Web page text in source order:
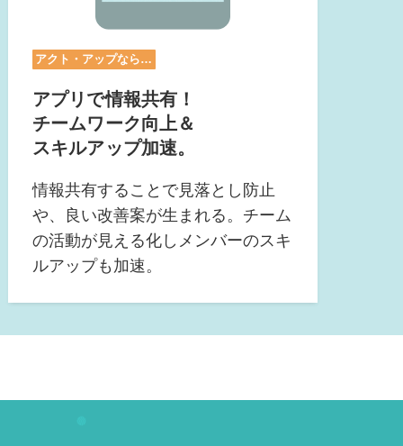
アクト・アップなら…
アプリで情報共有！
チームワーク向上＆
スキルアップ加速。
情報共有することで見落とし防止
や、良い改善案が生まれる。チーム
の活動が見える化しメンバーのスキ
ルアップも加速。